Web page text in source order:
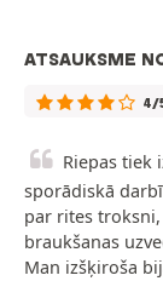
ATSAUKSME
4/
Riepas tiek
sporādiskā
par rites
braukšanas
Man izšķiroša